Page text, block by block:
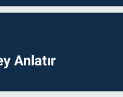
Anlatır